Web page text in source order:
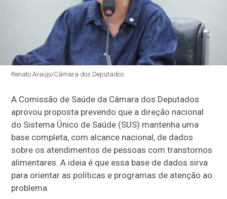
Renato Araújo/Câmara dos Deputados
A Comissão de Saúde da Câmara dos Deputados
aprovou proposta prevendo que a direção nacional
do Sistema Único de Saúde (SUS) mantenha uma
base completa, com alcance nacional, de dados
sobre os atendimentos de pessoas com transtornos
alimentares. A ideia é que essa base de dados sirva
para orientar as políticas e programas de atenção ao
problema.